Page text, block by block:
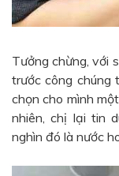
Tưởng chừng, với
trước công chúng
chọn cho mình
nhiên, chị lại tin
nghìn đó là nước